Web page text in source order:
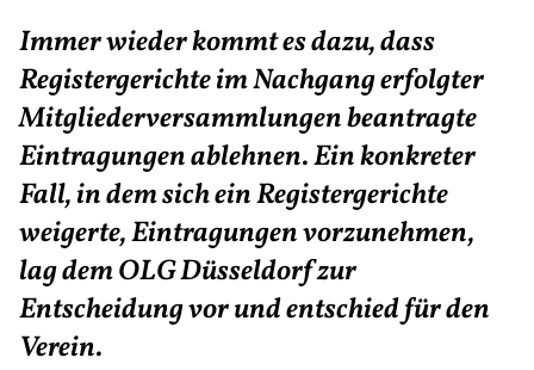
Immer wieder kommt es dazu, dass
Registergerichte im Nachgang erfolgter
Mitgliederversammlungen beantragte
Eintragungen ablehnen. Ein konkreter
Fall, in dem sich ein Registergerichte
weigerte, Eintragungen vorzunehmen,
lag dem OLG Düsseldorf zur
Entscheidung vor und entschied für den
Verein.